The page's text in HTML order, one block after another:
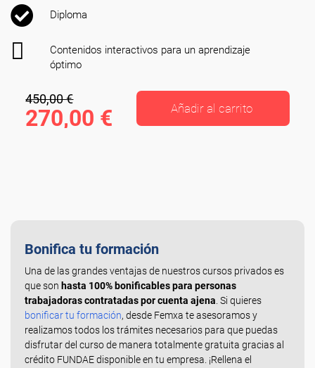
Diploma
Contenidos interactivos para un aprendizaje
óptimo
450,00 €
270,00 € Añadir al carrito
Bonifica tu formación
Una de las grandes ventajas de nuestros cursos privados es
que son hasta 100% bonificables para personas
trabajadoras contratadas por cuenta ajena . Si quieres
bonificar tu formación, desde Femxa te asesoramos y
realizamos todos los trámites necesarios para que puedas
disfrutar del curso de manera totalmente gratuita gracias al
crédito FUNDAE disponible en tu empresa. ¡Rellena el